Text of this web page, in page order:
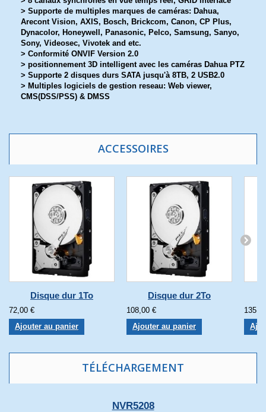
> Supporte de multiples marques de caméras: Dahua,
Arecont Vision, AXIS, Bosch, Brickcom, Canon, CP Plus,
Dynacolor, Honeywell, Panasonic, Pelco, Samsung, Sanyo,
Sony, Videosec, Vivotek and etc.
> Conformité ONVIF Version 2.0
> positionnement 3D intelligent avec les caméras Dahua PTZ
> Supporte 2 disques durs SATA jusqu'à 8TB, 2 USB2.0
> Multiples logiciels de gestion reseau: Web viewer,
CMS(DSS/PSS) & DMSS
ACCESSOIRES
Disque dur 1To
72,00 €
Ajouter au panier
Disque dur 2To
108,00 €
Ajouter au panier
TÉLÉCHARGEMENT
NVR5208